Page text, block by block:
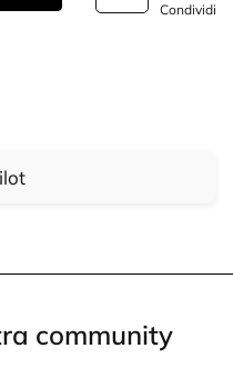
Condividi
community